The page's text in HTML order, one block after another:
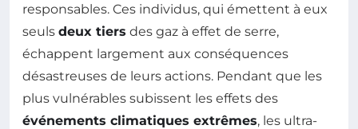
responsables. Ces individus, qui émettent à eux
seuls deux tiers des gaz à effet de serre,
échappent largement aux conséquences
désastreuses de leurs actions. Pendant que les
plus vulnérables subissent les effets des
événements climatiques extrêmes, les ultra-